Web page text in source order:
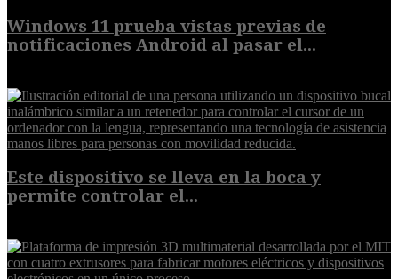
Windows 11 prueba vistas previas de
notificaciones Android al pasar el...
Este dispositivo se lleva en la boca y
permite controlar el...